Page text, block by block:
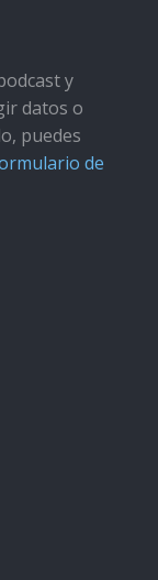
y
datos o
puedes
de